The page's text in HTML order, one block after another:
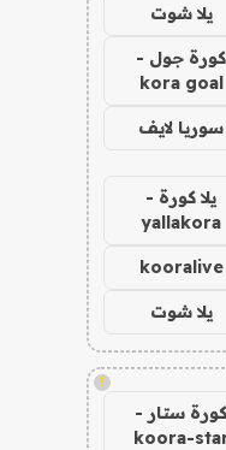
يلا شوت
كورة جول -
kora goal
سوريا لايف
يلا كورة -
yallakora
kooralive
يلا شوت
!
كورة ستار -
koora-